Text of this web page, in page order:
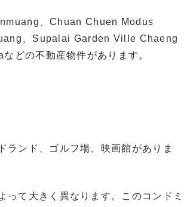
、Chuan Chuen Modus
、Supalai Garden Ville Chaeng
どの不動産物件があります。
ランド、ゴルフ場、映画館がありま
って大きく異なります。このコンドミ